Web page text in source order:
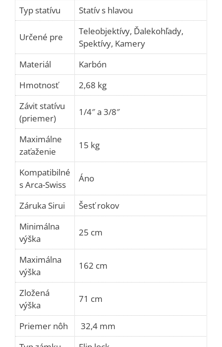
Typ statívu Statív s hlavou
Určené pre
Teleobjektívy, Ďalekohľady,
Spektívy, Kamery
Materiál
Karbón
Hmotnosť
2,68 kg
Závit statívu
(priemer)
1/4″a 3/8″
Maximálne
zaťaženie
15 kg
Kompatibilné
s Arca-Swiss
Áno
Záruka Sirui
Šesť rokov
Minimálna
výška
25 cm
Maximálna
výška
162 cm
Zložená
výška
71 cm
Priemer nôh
32,4 mm